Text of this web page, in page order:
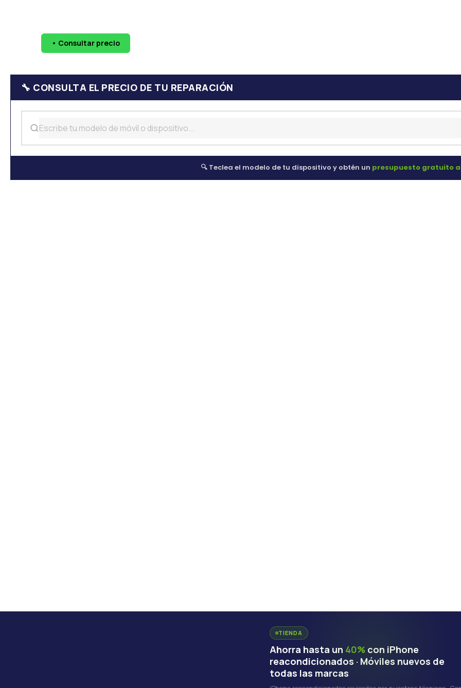
• Consultar precio
🔧 CONSULTA EL PRECIO DE TU REPARACIÓN
🔍 Teclea el modelo de tu dispositivo y obtén un presupuesto gratuito
TIENDA
Ahorra hasta un 40% con iPhone
reacondicionados · Móviles nuevos de
todas las marcas